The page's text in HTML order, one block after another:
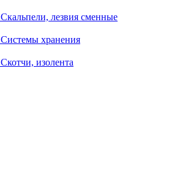
Скальпели, лезвия сменные
Системы хранения
Скотчи, изолента